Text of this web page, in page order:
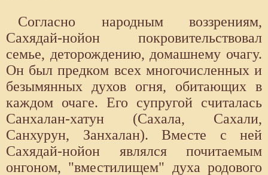
Согласно народным воззрениям,
Сахядай-нойон покровительствовал
семье, деторождению, домашнему очагу.
Он был предком всех многочисленных и
безымянных духов огня, обитающих в
каждом очаге. Его супругой считалась
Санхалан-хатун (Сахала, Сахали,
Санхурун, Занхалан). Вместе с ней
Сахядай-нойон являлся почитаемым
онгоном, "вместилищем" духа родового